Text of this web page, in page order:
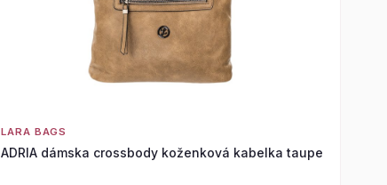
LARA BAGS
ADRIA dámska crossbody koženková kabelka taupe